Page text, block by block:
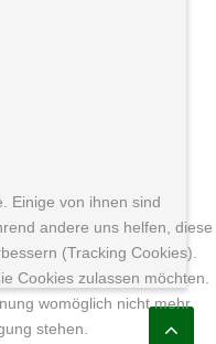
Einige von ihnen sind
andere uns helfen, diese
(Tracking Cookies).
Cookies zulassen möchten.
womöglich nicht mehr
stehen.